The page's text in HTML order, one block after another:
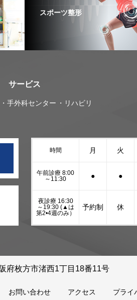
スポーツ整形
サービス
手外科センター リハビリ
時間 月 火
午前診療 8:00
～11:30
● ●
夜診療 16:30
～19:30 (▲は
第2•4週のみ）
予約制 休
府枚方市渚西1丁目18番11号
お問い合わせ アクセス プライ